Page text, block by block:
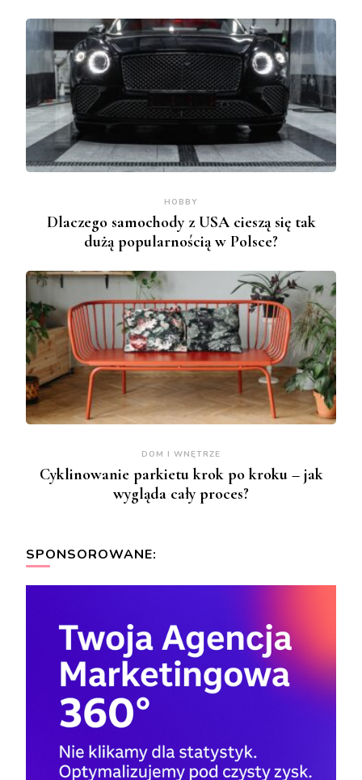
HOBBY
Dlaczego samochody z USA cieszą się tak
dużą popularnością w Polsce?
DOM I WNĘTRZE
Cyklinowanie parkietu krok po kroku – jak
wygląda cały proces?
SPONSOROWANE: